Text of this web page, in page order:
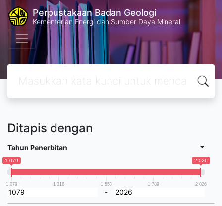
Perpustakaan Badan Geologi
Kementerian Energi dan Sumber Daya Mineral
Ditapis dengan
Tahun Penerbitan
1 079 2 026
1 079 1 316 1 553 1 789 2 026
-